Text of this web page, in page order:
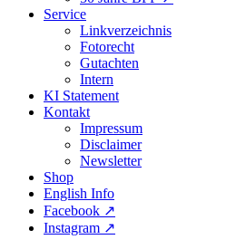
Service
Linkverzeichnis
Fotorecht
Gutachten
Intern
KI Statement
Kontakt
Impressum
Disclaimer
Newsletter
Shop
English Info
Facebook ↗︎
Instagram ↗︎